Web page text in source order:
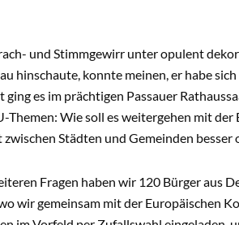
und Stimmgewirr unter opulent
hinschaute, konnte meinen, er habe
ging es im prächtigen Passauer
Themen: Wie soll es weitergehen mit
Städten und Gemeinden besser
Fragen haben wir 120 Bürger aus
wir gemeinsam mit der Europäischen